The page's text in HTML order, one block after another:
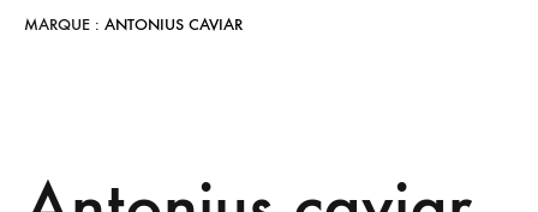
MARQUE : ANTONIUS CAVIAR